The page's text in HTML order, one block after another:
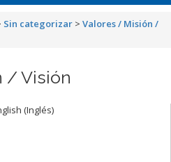
Sin categorizar > Valores / Misión /
/ Visión
(Inglés)